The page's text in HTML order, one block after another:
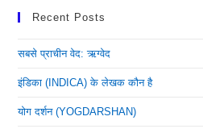
Recent Posts
सबसे प्राचीन वेद: ऋग्वेद
इंडिका (INDICA) के लेखक कौन है
योग दर्शन (YOGDARSHAN)